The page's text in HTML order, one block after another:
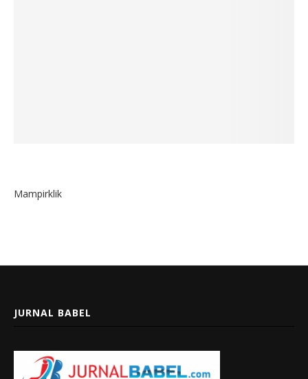
Mampirklik
JURNAL BABEL